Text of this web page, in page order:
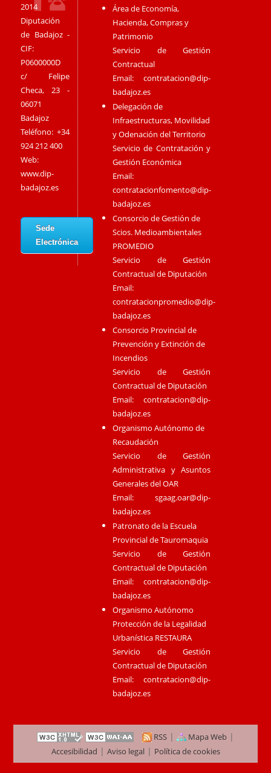
2014
Diputación
de Badajoz -
CIF:
P0600000D
c/ Felipe
Checa, 23 -
06071
Badajoz
Teléfono: +34
924 212 400
Web:
www.dip-
badajoz.es
Sede
Electrónica
Área de Economía,
Hacienda, Compras y
Patrimonio
Servicio de Gestión
Contractual
Email:contratacion@dip-
badajoz.es
Delegación de
Infraestructuras, Movilidad
y Odenación del Territorio
Servicio de Contratación y
Gestión Económica
Email:
contratacionfomento@dip-
badajoz.es
Consorcio de Gestión de
Scios. Medioambientales
PROMEDIO
Servicio de Gestión
Contractual de Diputación
Email:
contratacionpromedio@dip-
badajoz.es
Consorcio Provincial de
Prevención y Extinción de
Incendios
Servicio de Gestión
Contractual de Diputación
Email:contratacion@dip-
badajoz.es
Organismo Autónomo de
Recaudación
Servicio de Gestión
Administrativa y Asuntos
Generales del OAR
Email:sgaag.oar@dip-
badajoz.es
Patronato de la Escuela
Provincial de Tauromaquia
Servicio de Gestión
Contractual de Diputación
Email:contratacion@dip-
badajoz.es
Organismo Autónomo
Protección de la Legalidad
Urbanística RESTAURA
Servicio de Gestión
Contractual de Diputación
Email:contratacion@dip-
badajoz.es
RSS | Mapa Web |
Accesibilidad | Aviso legal| Política de cookies